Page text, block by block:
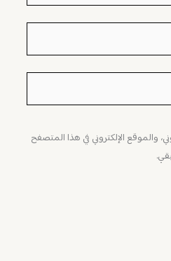
والموقع الإلكتروني في هذا المتصفح